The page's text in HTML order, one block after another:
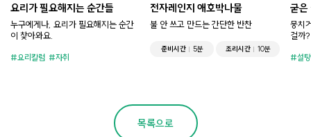
요리가 필요해지는 순간들
누구에게나, 요리가 필요해지는 순간
이 찾아와요.
요리칼럼 자취
전자레인지 애호박나물
불 안 쓰고 만드는 간단한 반찬
준비시간 5분 조리시간 10분
굳은
뭉치
걸까?
설탕
목록으로